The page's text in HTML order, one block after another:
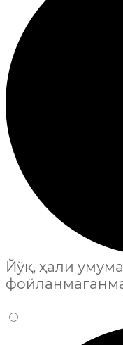
Йўқ, ҳали